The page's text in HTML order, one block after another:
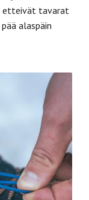
etteivät tavarat
alaspäin